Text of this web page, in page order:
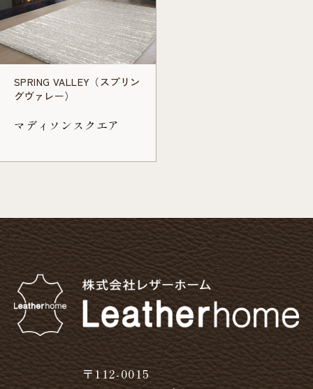
SPRING VALLEY（スプリン
グヴァレー）
マディソンスクエア
〒112-0015